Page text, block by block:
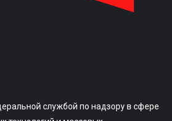
службой по надзору в сфере